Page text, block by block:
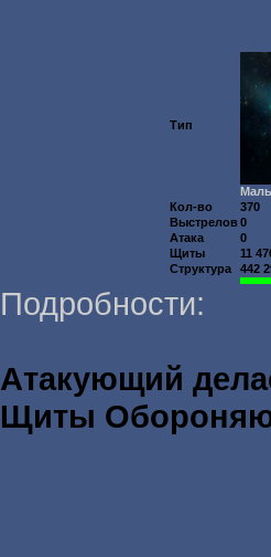
Тип
Кол-во
370
Выстрелов0
Атака
0
Щиты
11
Структура
442
Подробности:
Атакующий
Щиты